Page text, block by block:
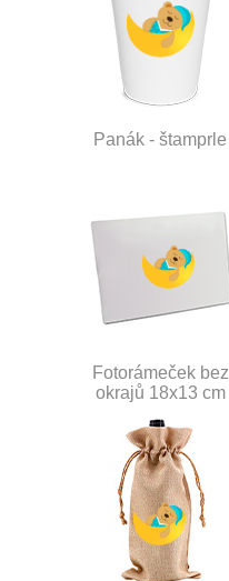
Panák - štamprle
Fotorámeček bez
okrajů 18x13 cm